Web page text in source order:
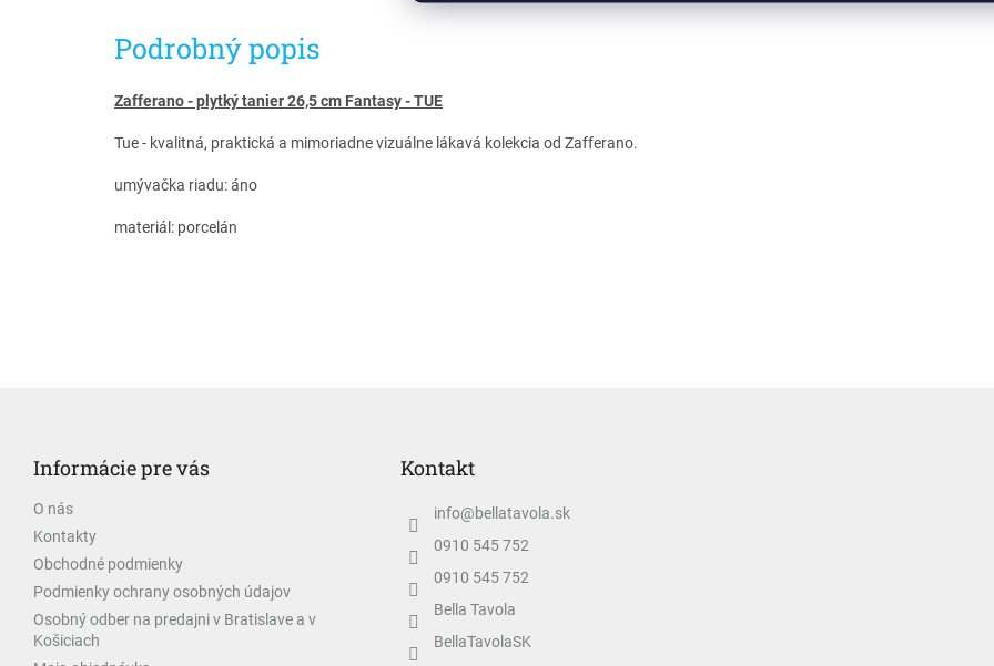
Podrobný popis
Zafferano - plytký tanier 26,5 cm Fantasy - TUE
Tue - kvalitná, praktická a mimoriadne vizuálne lákavá kolekcia od Zafferano.
umývačka riadu: áno
materiál: porcelán
Informácie pre vás
O nás
Kontakty
Obchodné podmienky
Podmienky ochrany osobných údajov
Osobný odber na predajni v Bratislave a v
Košiciach
Kontakt
info@bellatavola.sk
0910 545 752
0910 545 752
Bella Tavola
BellaTavolaSK